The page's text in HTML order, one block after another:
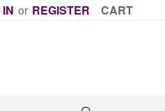
or REGISTER CART